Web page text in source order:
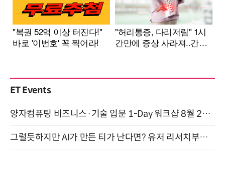
ET Events
양자컴퓨팅 비즈니스·기술 입문 1-Day 워크샵 8월 28일 개최
그럴듯하지만 AI가 만든 티가 난다면? 유저 리서치부터 배포까지! (9/15)